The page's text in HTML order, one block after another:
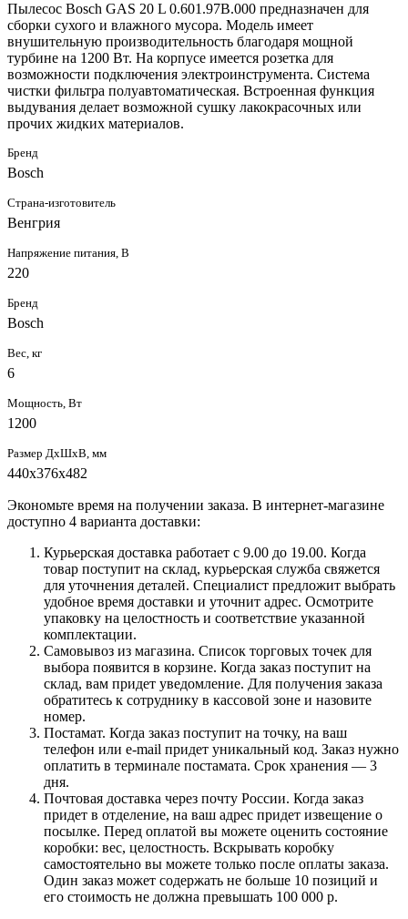
Пылесос Bosch GAS 20 L 0.601.97B.000 предназначен для
сборки сухого и влажного мусора. Модель имеет
внушительную производительность благодаря мощной
турбине на 1200 Вт. На корпусе имеется розетка для
возможности подключения электроинструмента. Система
чистки фильтра полуавтоматическая. Встроенная функция
выдувания делает возможной сушку лакокрасочных или
прочих жидких материалов.
Бренд
Bosch
Страна-изготовитель
Венгрия
Напряжение питания, В
220
Бренд
Bosch
Вес, кг
6
Мощность, Вт
1200
Размер ДхШхВ, мм
440х376х482
Экономьте время на получении заказа. В интернет-магазине
доступно 4 варианта доставки:
Курьерская доставка работает с 9.00 до 19.00. Когда
товар поступит на склад, курьерская служба свяжется
для уточнения деталей. Специалист предложит выбрать
удобное время доставки и уточнит адрес. Осмотрите
упаковку на целостность и соответствие указанной
комплектации.
Самовывоз из магазина. Список торговых точек для
выбора появится в корзине. Когда заказ поступит на
склад, вам придет уведомление. Для получения заказа
обратитесь к сотруднику в кассовой зоне и назовите
номер.
Постамат. Когда заказ поступит на точку, на ваш
телефон или e-mail придет уникальный код. Заказ нужно
оплатить в терминале постамата. Срок хранения — 3
дня.
Почтовая доставка через почту России. Когда заказ
придет в отделение, на ваш адрес придет извещение о
посылке. Перед оплатой вы можете оценить состояние
коробки: вес, целостность. Вскрывать коробку
самостоятельно вы можете только после оплаты заказа.
Один заказ может содержать не больше 10 позиций и
его стоимость не должна превышать 100 000 р.